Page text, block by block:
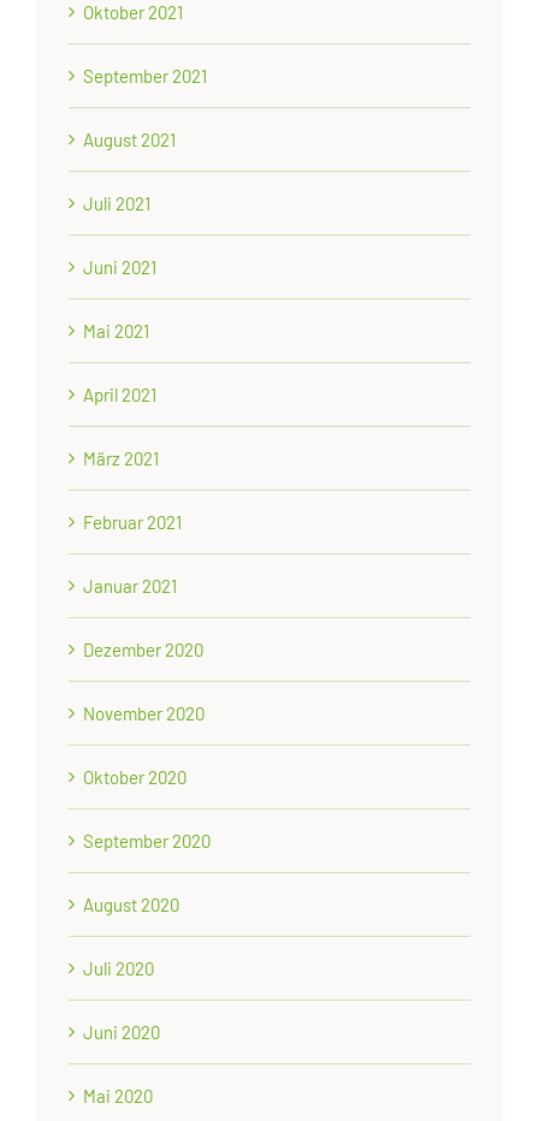
Oktober 2021
September 2021
August 2021
Juli 2021
Juni 2021
Mai 2021
April 2021
März 2021
Februar 2021
Januar 2021
Dezember 2020
November 2020
Oktober 2020
September 2020
August 2020
Juli 2020
Juni 2020
Mai 2020